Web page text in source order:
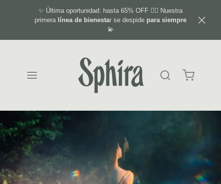
✨ Última oportunidad: hasta 65% OFF ❤️‍🔥 Nuestra
primera línea de bienestar se despide para siempre
💫